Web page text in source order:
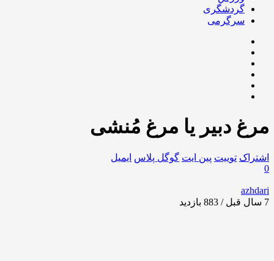
گردشگری
سرگرمی
مرغ دبیر یا مرغ مُنشی
اشتراک توییت پین ایت گوگل‌ پلاس ایمیل
0
azhdari
7 سال قبل / 883
بازدید